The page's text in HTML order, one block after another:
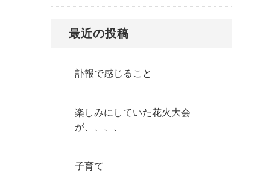
最近の投稿
訃報で感じること
楽しみにしていた花火大会
が、、、、
子育て